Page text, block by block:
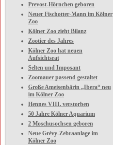
Prevost-Hörnchen geboren
Neuer Fischotter-Mann im Kölner
Zoo
Kölner Zoo zieht Bilanz
Zootier des Jahres
Kölner Zoo hat neuen
Aufsichtsrat
Selten und Imposant
Zoomauer passend gestaltet
Große Ameisenbärin „Ibera“ neu
im Kölner Zoo
Hennes VIII. verstorben
50 Jahre Kölner Aquarium
2 Moschusochsen geboren
Neue Grévy-Zebraanlage im
Kölner Zoo